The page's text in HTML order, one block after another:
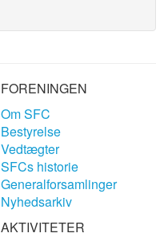
FORENINGEN
Om SFC
Bestyrelse
Vedtægter
SFCs historie
Generalforsamlinger
Nyhedsarkiv
AKTIVITETER